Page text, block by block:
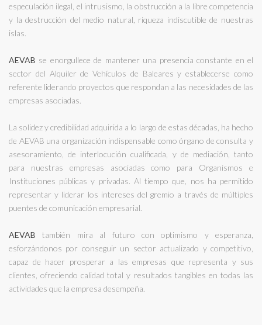
especulación ilegal, el intrusismo, la obstrucción a la libre competencia
y la destrucción del medio natural, riqueza indiscutible de nuestras
islas.
AEVAB se enorgullece de mantener una presencia constante en el
sector del Alquiler de Vehículos de Baleares y establecerse como
referente liderando proyectos que respondan a las necesidades de las
empresas asociadas.
La solidez y credibilidad adquirida a lo largo de estas décadas, ha hecho
de AEVAB una organización indispensable como órgano de consulta y
asesoramiento, de interlocución cualificada, y de mediación, tanto
para nuestras empresas asociadas como para Organismos e
Instituciones públicas y privadas. Al tiempo que, nos ha permitido
representar y liderar los intereses del gremio a través de múltiples
puentes de comunicación empresarial.
AEVAB también mira al futuro con optimismo y esperanza,
esforzándonos por conseguir un sector actualizado y competitivo,
capaz de hacer prosperar a las empresas que representa y sus
clientes, ofreciendo calidad total y resultados tangibles en todas las
actividades que la empresa desempeña.